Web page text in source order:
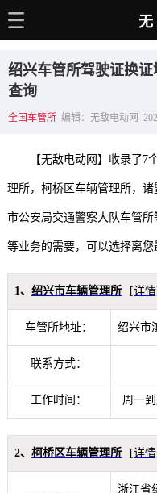
电动百科
电车资讯
电车手册
选车推荐
充电站
用车百科
销量榜
经销商
绍兴车管所驾驶证换
查询
全国车管所 编辑：无敌电动网
【无敌电动网】收录了7
理所，柯桥区车辆管理所，
市公安局交通警察大队车管
等业务的需要，可以选择离您
1、 绍兴市车辆管理所 [详
车管所地址： 绍兴市
联系方式：
工作时间： 周一
2、 柯桥区车辆管理所 [详
浙江省